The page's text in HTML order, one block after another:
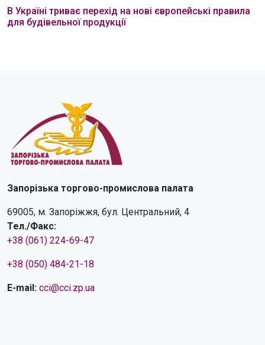
В Україні триває перехід на нові європейські правила
для будівельної продукції
Запорізька торгово-промислова палата
69005, м. Запоріжжя, бул. Центральний, 4
Тел./Факс:
+38 (061) 224-69-47
+38 (050) 484-21-18
E-mail: cci@cci.zp.ua